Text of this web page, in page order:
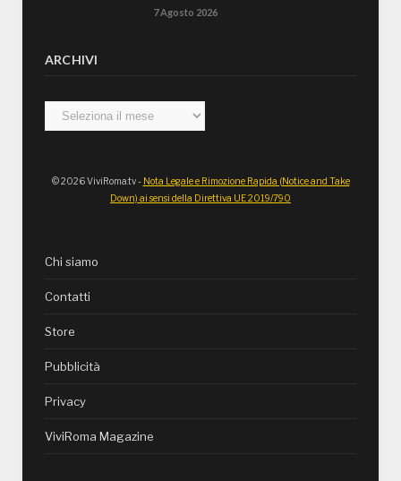
7 Agosto 2026
ARCHIVI
Archivi
© 2026 ViviRoma.tv - Nota Legale e Rimozione Rapida (Notice and Take
Down) ai sensi della Direttiva UE 2019/790
Chi siamo
Contatti
Store
Pubblicità
Privacy
ViviRoma Magazine